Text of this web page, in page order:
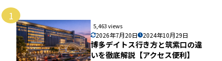
1
5,463 views
2026年7月20日 2024年10月29日
博多デイトス行き方と筑紫口の違
いを徹底解説【アクセス便利】